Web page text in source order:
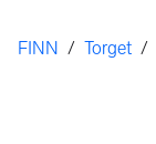
Her er du
FINN / Torget /